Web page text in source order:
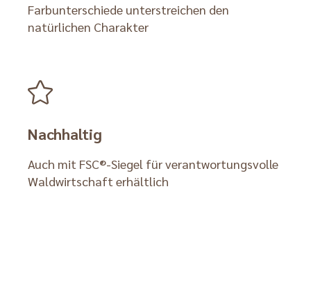
Farbunterschiede unterstreichen den
natürlichen Charakter
Nachhaltig
Auch mit FSC®-Siegel für verantwortungsvolle
Waldwirtschaft erhältlich